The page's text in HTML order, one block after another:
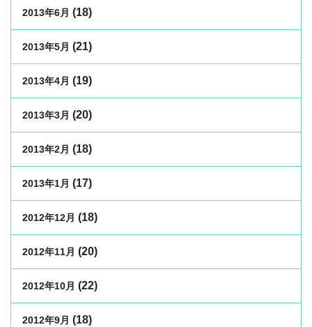
2013年6月 (18)
2013年5月 (21)
2013年4月 (19)
2013年3月 (20)
2013年2月 (18)
2013年1月 (17)
2012年12月 (18)
2012年11月 (20)
2012年10月 (22)
2012年9月 (18)